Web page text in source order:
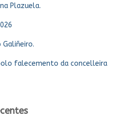
Plazuela.
Galiñeiro.
falecemento da concelleira